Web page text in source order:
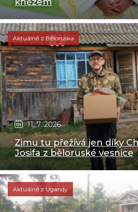
Aktuálně z Běloruska
11. 7. 2026
Zimu tu přežívá jen díky
Josifa z běloruské vesnice
Aktuálně z Ugandy